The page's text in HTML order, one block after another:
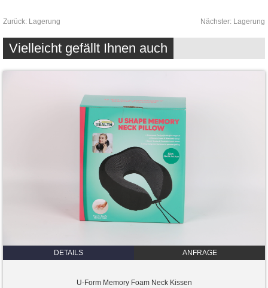
Zurück: Lagerung Nächster: Lagerung
Vielleicht gefällt Ihnen auch
DETAILS ANFRAGE
U-Form Memory Foam Neck Kissen